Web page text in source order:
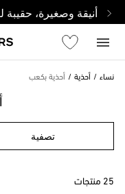
أنيقة وصغيرة، حقيبة
نساء أحذية أحذية بكعب
تصفية
25 منتجات